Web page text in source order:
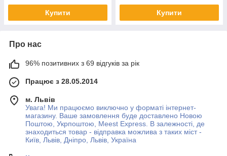
Купити Купити
Про нас
96% позитивних з 69 відгуків за рік
Працює з 28.05.2014
м. Львів
Увага! Ми працюємо виключно у форматі інтернет-
магазину. Ваше замовлення буде доставлено Новою
Поштою, Укрпоштою, Meest Express. В залежності, де
знаходиться товар - відправка можлива з таких міст -
Київ, Львів, Дніпро, Львів, Україна